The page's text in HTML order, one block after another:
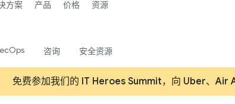
免费参加我们的 IT Heroes Summit，向 Uber、Air
方案 产品 价格 资源
咨询 安全资源